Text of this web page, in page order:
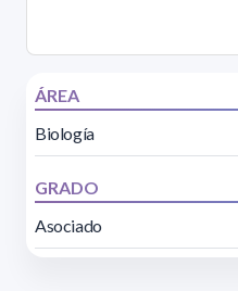
ÁREA
Biología
GRADO
Asociado